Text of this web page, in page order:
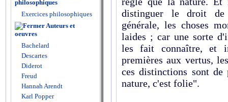
philosophiques
Exercices philosophiques
Auteurs et
oeuvres
Bachelard
Descartes
Diderot
Freud
Hannah Arendt
Karl Popper
distinguer le droit de
générale, les choses
laides ; car une sorte
les fait connaître, et
premières aux vertus,
ces distinctions sont de
nature, c'est folie".